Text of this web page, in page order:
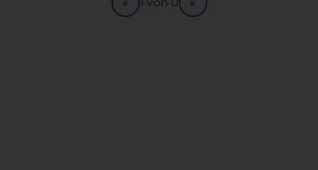
1 von 0